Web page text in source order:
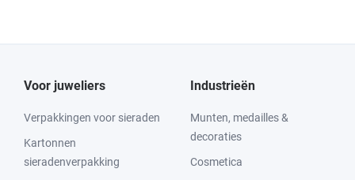
Voor juweliers
Verpakkingen voor sieraden
Kartonnen
sieradenverpakking
Industrieën
Munten, medailles &
decoraties
Cosmetica